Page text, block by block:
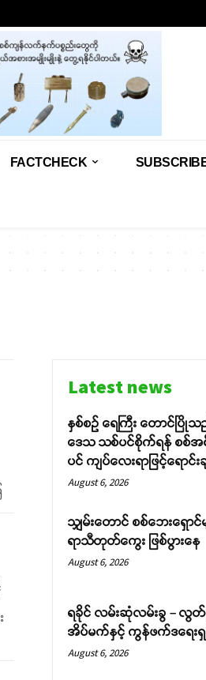
FACTCHECK
Latest news
နှစ်စဉ် ရေကြီး တောင်ပြို
ဒေသ သစ်ပင်စိုက်ရန် စစ်အ
ပင် ကျပ်လေးရာဖြင့်ရောင်း
August 6, 2026
သျှမ်းတောင် စစ်ဘေးရှောင်မ
ရာသီတုတ်ကွေး ဖြစ်ပွားနေ
August 6, 2026
ရခိုင် လမ်းဆုံလမ်းခွ – လွတ်
အိပ်မက်နှင့် ကွန်ဖက်ဒရေးရှ
August 6, 2026